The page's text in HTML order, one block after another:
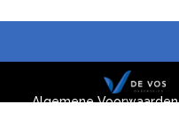
Algemene Voorwaarden